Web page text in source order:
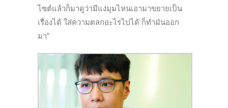
ไซต์แล้วก็มาดูว่ามีแง่มุมไหนเอามาขยายเป็น
เรื่องได้ ใส่ความตลกอะไรไปได้ ก็ทำมันออก
มา”